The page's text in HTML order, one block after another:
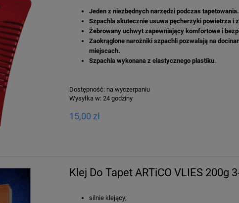
Jeden z niezbędnych narzędzi podczas tapetowania.
Szpachla skutecznie usuwa pęcherzyki powietrza i
Żebrowany uchwyt zapewniający komfortowe i
Zaokrąglone narożniki szpachli pozwalają na
miejscach.
Szpachla wykonana z elastycznego plastiku.
Dostępność: na wyczerpaniu
Wysyłka w: 24 godziny
15,00 zł
Klej Do Tapet ARTiCO VLIES 200g
silnie klejący;